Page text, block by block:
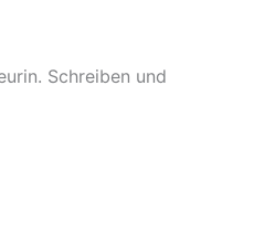
Schreiben und